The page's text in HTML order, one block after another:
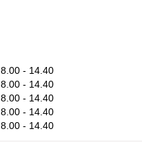
8.00 - 14.40
8.00 - 14.40
8.00 - 14.40
8.00 - 14.40
8.00 - 14.40